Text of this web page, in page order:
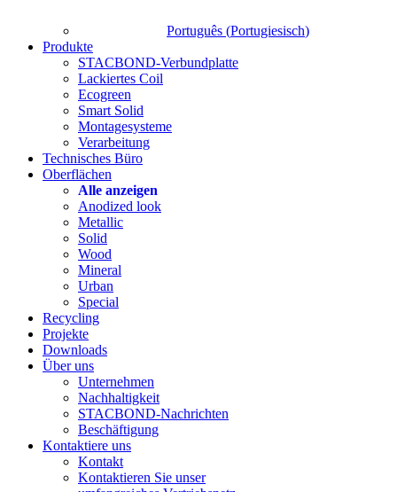
Português (Portugiesisch)
Produkte
STACBOND-Verbundplatte
Lackiertes Coil
Ecogreen
Smart Solid
Montagesysteme
Verarbeitung
Technisches Büro
Oberflächen
Alle anzeigen
Anodized look
Metallic
Solid
Wood
Mineral
Urban
Special
Recycling
Projekte
Downloads
Über uns
Unternehmen
Nachhaltigkeit
STACBOND-Nachrichten
Beschäftigung
Kontaktiere uns
Kontakt
Kontaktieren Sie unser